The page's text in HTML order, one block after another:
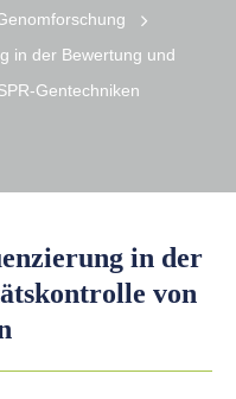
in der Bewertung und
Gentechniken
in der
von